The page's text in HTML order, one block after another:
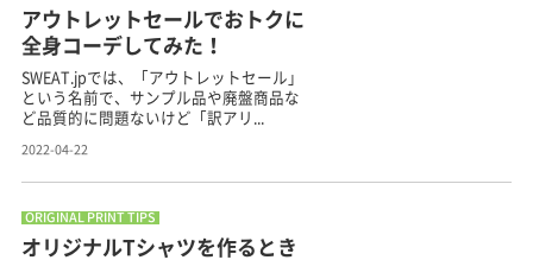
アウトレットセールでおトクに
全身コーデしてみた！
SWEAT.jpでは、「アウトレットセール」
という名前で、サンプル品や廃盤商品な
ど品質的に問題ないけど「訳アリ...
2022-04-22
ORIGINAL PRINT TIPS
オリジナルTシャツを作るとき